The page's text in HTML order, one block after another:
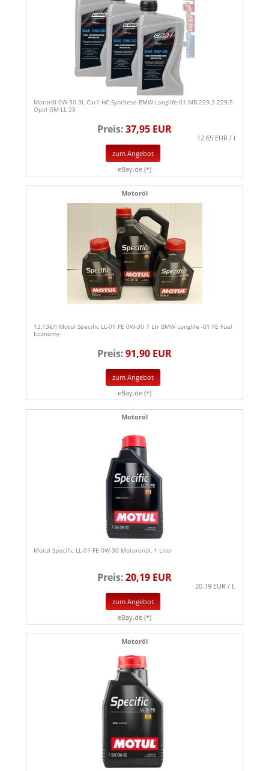
Motoröl 0W-30 3L Car1 HC-Synthese BMW Longlife-01 MB 229.3 229.5
Opel GM-LL 25
Preis:37,95 EUR
12.65 EUR / l
zum Angebot
eBay.de (*)
Motoröl
13,13€/l Motul Specific LL-01 FE 0W-30 7 Ltr BMW Longlife -01 FE Fuel
Economy
Preis:91,90 EUR
zum Angebot
eBay.de (*)
Motoröl
Motul Specific LL-01 FE 0W-30 Motorenöl, 1 Liter
Preis:20,19 EUR
20.19 EUR / L
zum Angebot
eBay.de (*)
Motoröl